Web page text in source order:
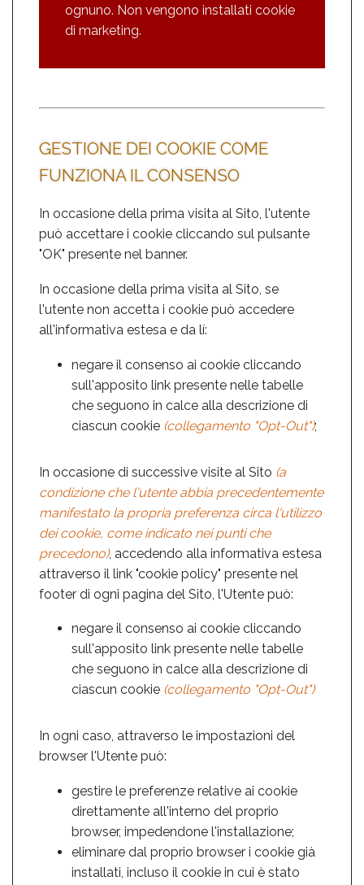
ognuno. Non vengono installati cookie
di marketing.
GESTIONE DEI COOKIE COME
FUNZIONA IL CONSENSO
In occasione della prima visita al Sito, l'utente
può accettare i cookie cliccando sul pulsante
"OK" presente nel banner.
In occasione della prima visita al Sito, se
l'utente non accetta i cookie può accedere
all'informativa estesa e da lí:
negare il consenso ai cookie cliccando
sull'apposito link presente nelle tabelle
che seguono in calce alla descrizione di
ciascun cookie (collegamento "Opt-Out");
In occasione di successive visite al Sito (a
condizione che l'utente abbia precedentemente
manifestato la propria preferenza circa l'utilizzo
dei cookie, come indicato nei punti che
precedono), accedendo alla informativa estesa
attraverso il link "cookie policy" presente nel
footer di ogni pagina del Sito, l'Utente può:
negare il consenso ai cookie cliccando
sull'apposito link presente nelle tabelle
che seguono in calce alla descrizione di
ciascun cookie (collegamento "Opt-Out")
In ogni caso, attraverso le impostazioni del
browser l'Utente può:
gestire le preferenze relative ai cookie
direttamente all'interno del proprio
browser, impedendone l'installazione;
eliminare dal proprio browser i cookie già
installati, incluso il cookie in cui è stato